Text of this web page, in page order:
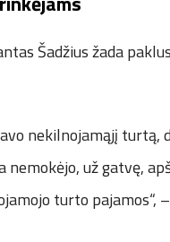
Šadžius žada
nekilnojamąjį
nemokėjo, už gatvę,
turto pajamos“,